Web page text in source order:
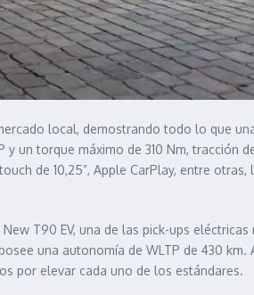
local, demostrando todo lo que
un torque máximo de 310 Nm, tracción
de 10,25”, Apple CarPlay, entre
T90 EV, una de las pick-ups
una autonomía de WLTP de 430
por elevar cada uno de los estándares.